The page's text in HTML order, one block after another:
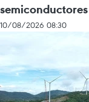
semiconductores
10/08/2026 08:30